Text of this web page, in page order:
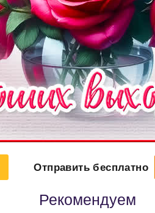
Отправить бесплатно
Рекомендуем